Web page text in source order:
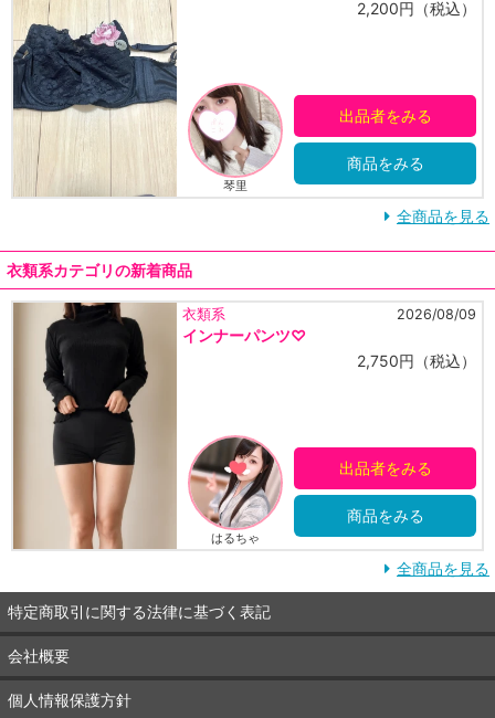
円（税込）
をみる
をみる
のぞみ
全商品を見る
衣類系カテゴリの新着商品
2026/08/09
2,750円（税込）
品者をみる
品をみる
ゅなちゃん♡
全商品を見る
特定商取引に関する法律に基づく表記
会社概要
個人情報保護方針